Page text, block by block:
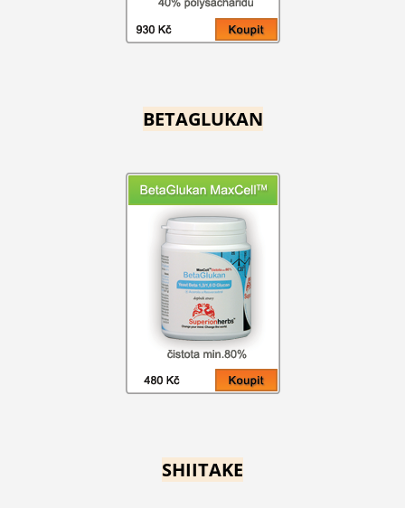
BETAGLUKAN
SHIITAKE